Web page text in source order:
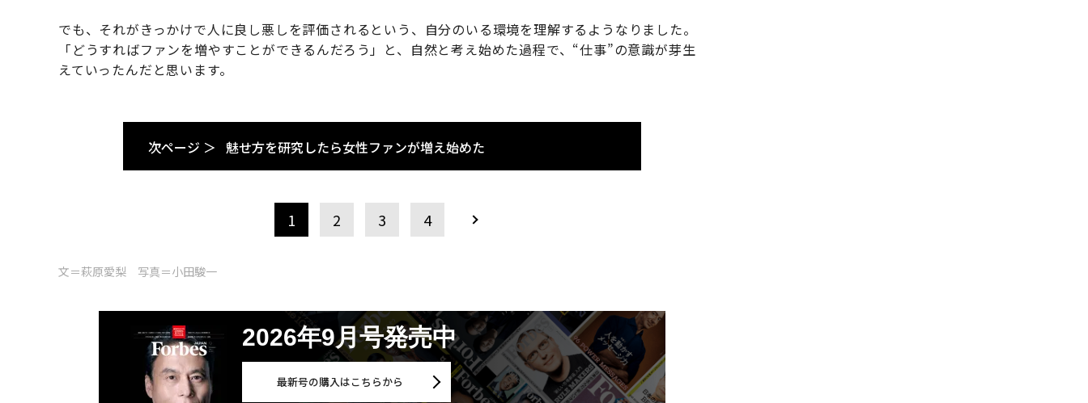
でも、それがきっかけで人に良し悪しを評価されるという、自分のいる環境を理解するようなりました。
「どうすればファンを増やすことができるんだろう」と、自然と考え始めた過程で、“仕事”の意識が芽生
えていったんだと思います。
次ページ ＞ 魅せ方を研究したら女性ファンが増え始めた
1 2 3 4
文＝萩原愛梨 写真＝小田駿一
2026年9月号発売中
最新号の購入はこちらから